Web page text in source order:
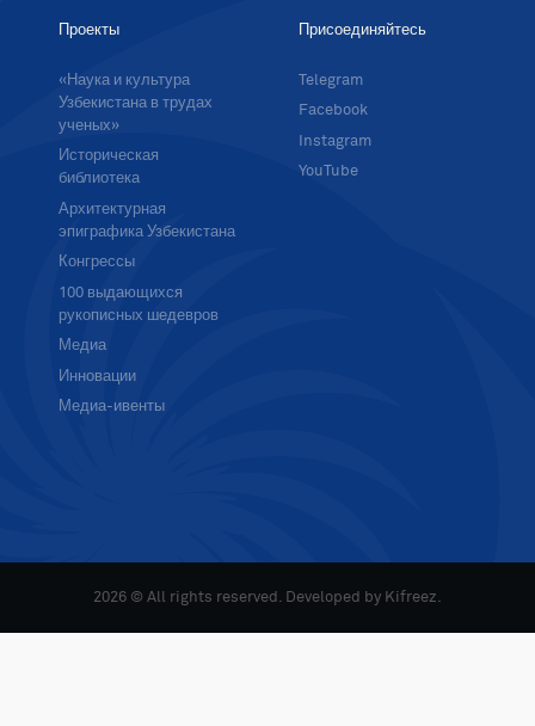
Проекты
«Наука и культура
Узбекистана в трудах
ученых»
Историческая
библиотека
Архитектурная
эпиграфика Узбекистана
Конгрессы
100 выдающихся
рукописных шедевров
Медиа
Инновации
Медиа-ивенты
Присоединяйтесь
Telegram
Facebook
Instagram
YouTube
2026 © All rights reserved. Developed by Kifreez.